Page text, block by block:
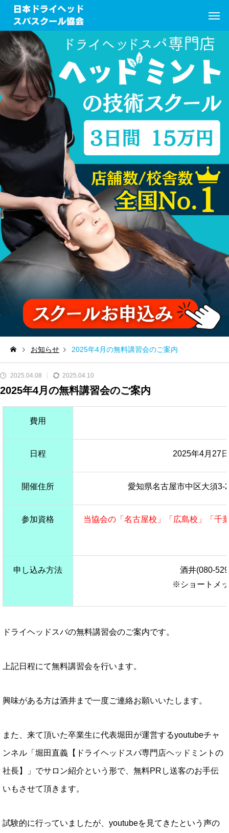
お知らせ 2025年4月の無料講習会のご案内
2025.04.08 2025.04.10
2025年4月の無料講習会のご案内
費用
日程 2025年4月27
開催住所 愛知県名古屋市中区大須
参加資格 当協会の「名古屋校」「広島校」「千
申し込み方法
酒井(080-
※ショートメ
ドライヘッドスパの無料講習会のご案内です。
上記日程にて無料講習会を行います。
興味がある方は酒井まで一度ご連絡お願いいたします。
また、来て頂いた卒業生に代表堀田が運営するyoutubeチャ
ンネル「堀田直義【ドライヘッドスパ専門店ヘッドミントの
社長】」でサロン紹介という形で、無料PRし送客のお手伝
いもさせて頂きます。
試験的に行っていましたが、youtubeを見てきたという声の